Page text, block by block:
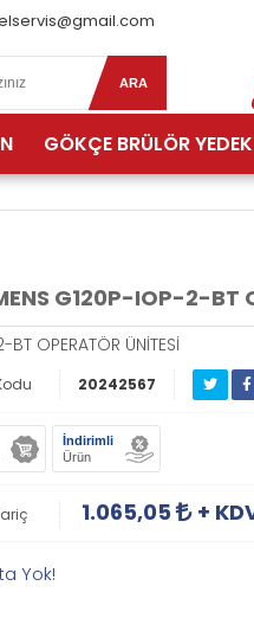
ARA
GÖKÇE BRÜLÖR
G120P-IOP-2-BT
BT OPERATÖR ÜNİTESİ
20242567
İndirimli
Ürün
1.065,05 +
Yok!